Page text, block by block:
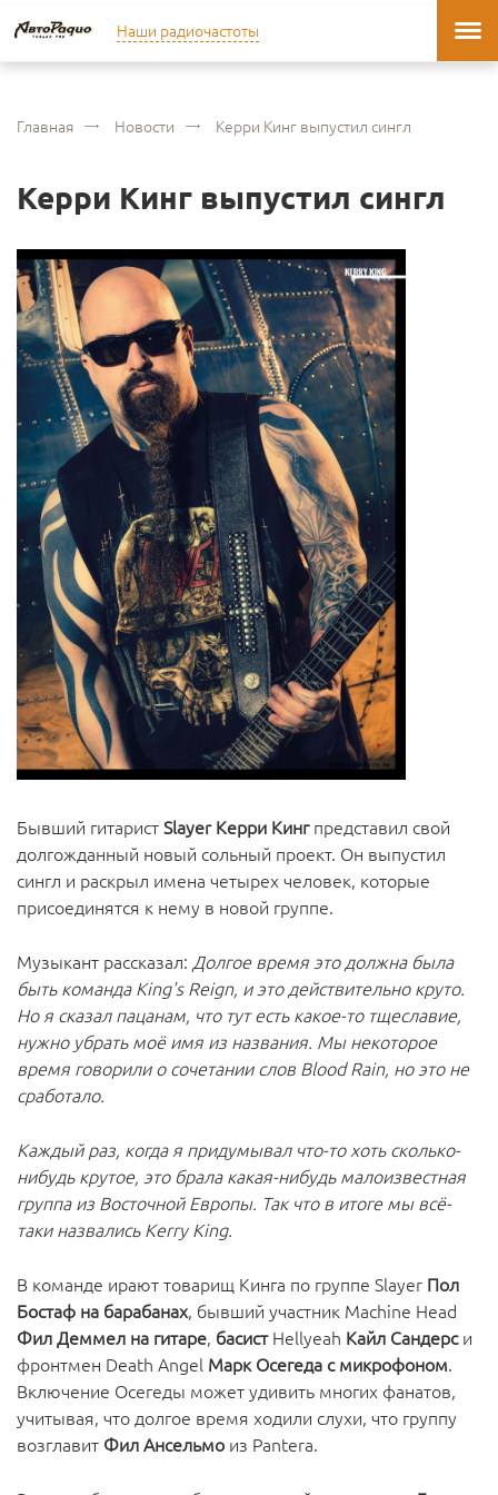
Наши радиочастоты
Главная Новости Керри Кинг выпустил сингл
Керри Кинг выпустил сингл
Бывший гитаристSlayer Керри Кингпредставил свой
долгожданный новый сольный проект. Он выпустил
сингл и раскрыл имена четырех человек, которые
присоединятся к нему в новой группе.
Музыкант рассказал: Долгое время это должна была
быть команда King's Reign, и это действительно круто.
Но я сказал пацанам, что тут есть какое-то тщеславие,
нужно убрать моё имя из названия. Мы некоторое
время говорили о сочетании слов Blood Rain, но это не
сработало.
Каждый раз, когда я придумывал что-то хоть сколько-
нибудь крутое, это брала какая-нибудь малоизвестная
группа из Восточной Европы. Так что в итоге мы всё-
таки назвались Kerry King.
В команде ирают товарищ Кинга по группе Slayer Пол
Бостаф на барабанах, бывший участник Machine Head
Фил Деммел на гитаре, басистHellyeah Кайл Сандерси
фронтмен Death Angel Марк Осегеда с микрофоном.
Включение Осегеды может удивить многих фанатов,
учитывая, что долгое время ходили слухи, что группу
возглавит Фил Ансельмо из Pantera.